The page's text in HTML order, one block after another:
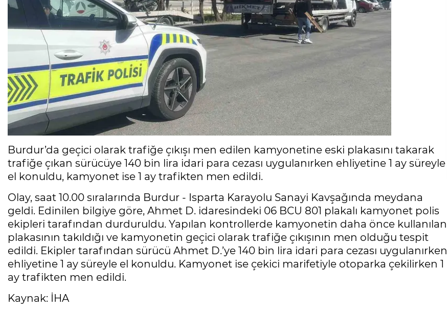
Burdur’da geçici olarak trafiğe çıkışı men edilen kamyonetine eski plakasını takarak
trafiğe çıkan sürücüye 140 bin lira idari para cezası uygulanırken ehliyetine 1 ay süreyle
el konuldu, kamyonet ise 1 ay trafikten men edildi.
Olay, saat 10.00 sıralarında Burdur - Isparta Karayolu Sanayi Kavşağında meydana
geldi. Edinilen bilgiye göre, Ahmet D. idaresindeki 06 BCU 801 plakalı kamyonet polis
ekipleri tarafından durduruldu. Yapılan kontrollerde kamyonetin daha önce kullanılan
plakasının takıldığı ve kamyonetin geçici olarak trafiğe çıkışının men olduğu tespit
edildi. Ekipler tarafından sürücü Ahmet D.’ye 140 bin lira idari para cezası uygulanırken
ehliyetine 1 ay süreyle el konuldu. Kamyonet ise çekici marifetiyle otoparka çekilirken 1
ay trafikten men edildi.
Kaynak: İHA